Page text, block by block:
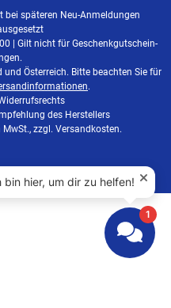
bei späteren Neu-Anmeldungen
| Gilt nicht für Geschenkgutschein-
Österreich. Bitte beachten Sie für
.
des Herstellers
zzgl. Versandkosten.